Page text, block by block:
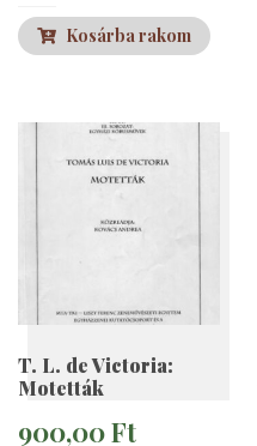
Kosárba rakom
T. L. de Victoria:
Motetták
900,00Ft